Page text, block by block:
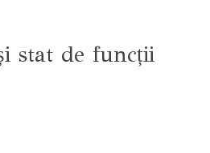
stat de funcții